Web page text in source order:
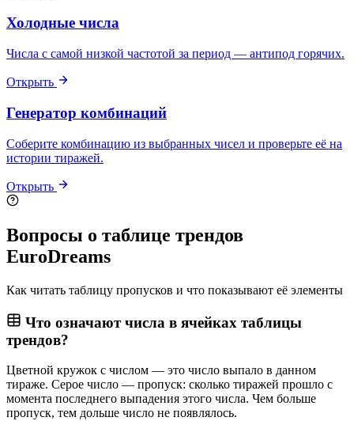
Холодные числа
Числа с самой низкой частотой за период — антипод горячих.
Открыть
Генератор комбинаций
Соберите комбинацию из выбранных чисел и проверьте её на
истории тиражей.
Открыть
Вопросы о таблице трендов
EuroDreams
Как читать таблицу пропусков и что показывают её элементы
Что означают числа в ячейках таблицы
трендов?
Цветной кружок с числом — это число выпало в данном
тираже. Серое число — пропуск: сколько тиражей прошло с
момента последнего выпадения этого числа. Чем больше
пропуск, тем дольше число не появлялось.